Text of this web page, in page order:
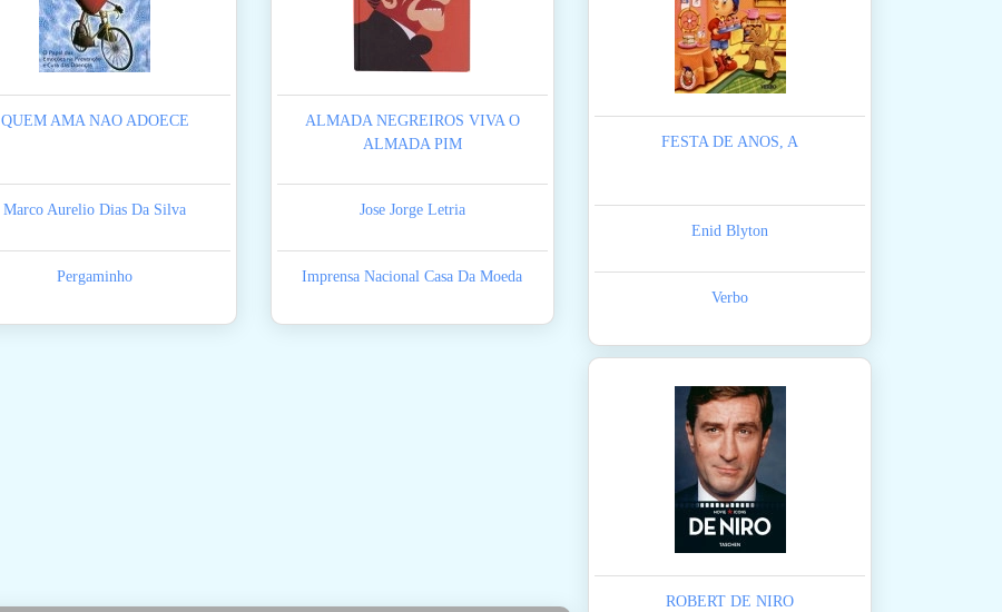
QUEM AMA NAO ADOECE
Marco Aurelio Dias Da Silva
Pergaminho
ALMADA NEGREIROS VIVA O
ALMADA PIM
Jose Jorge Letria
Imprensa Nacional Casa Da Moeda
FESTA DE ANOS, A
Enid Blyton
Verbo
ROBERT DE NIRO